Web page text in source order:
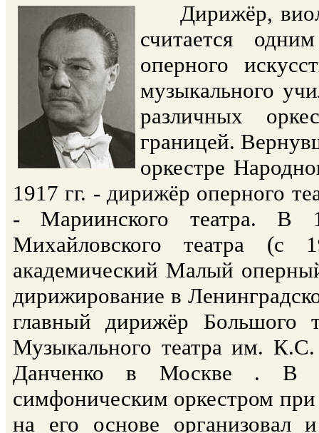
Дирижёр,
считается
оперного
музыкального
различных
границей.
оркестре
1917 гг. - дирижёр оперного
- Мариинского театра. В
Михайловского театра (с
академический Малый
дирижирование в
главный дирижёр Большого
Музыкального театра им.
Данченко в Москве . В
симфоническим оркестром
на его основе организовал